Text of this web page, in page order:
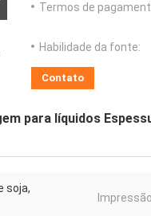
Termos de
Habilidade da fonte:
Contato
para líquidos
soja,